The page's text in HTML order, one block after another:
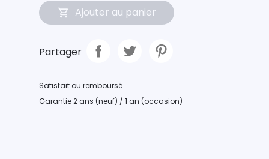
Ajouter au panier
Partager
Satisfait ou remboursé
Garantie 2 ans (neuf) / 1 an (occasion)